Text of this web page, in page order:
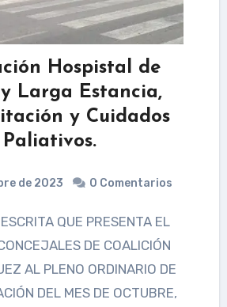
Hospistal de
Larga Estancia,
y Cuidados
Paliativos.
de 2023 0 Comentarios
DE COALICIÓN
AL PLENO ORDINARIO DE
DEL MES DE OCTUBRE,